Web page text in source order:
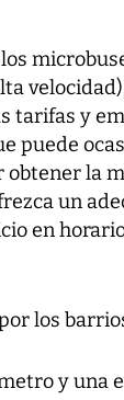
tarifas y
puede
obtener la
un
en
los
y una